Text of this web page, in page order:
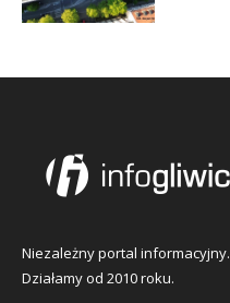
Niezależny portal informacyjny.
Działamy od 2010 roku.